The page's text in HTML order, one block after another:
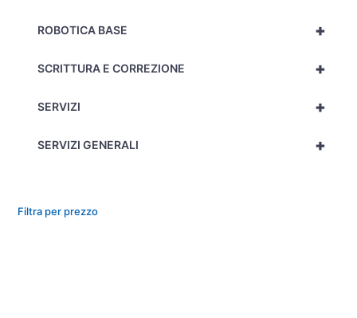
+
ROBOTICA BASE
+
SCRITTURA E CORREZIONE
+
SERVIZI
+
SERVIZI GENERALI
Filtra per prezzo